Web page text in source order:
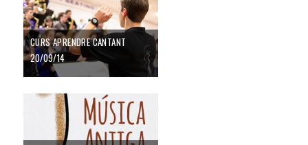
CURS APRENDRE CANTANT
20/09/14